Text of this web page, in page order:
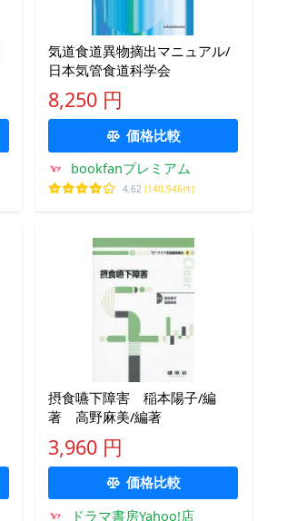
気道食道異物摘出マニュアル/
日本気管食道科学会
8,250 円
価格比較
bookfanプレミアム
4.62 (140,946件)
摂食嚥下障害 稲本陽子/編
著 高野麻美/編著
3,960 円
価格比較
ドラマ書房Yahoo!店